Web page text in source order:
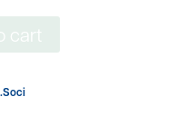
cart